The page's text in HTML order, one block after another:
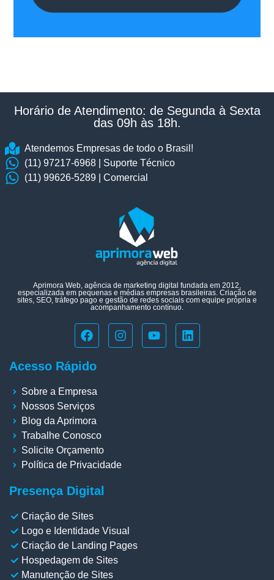
Horário de Atendimento: de Segunda à Sexta
das 09h às 18h.​
Atendemos Empresas de todo o Brasil!
(11) 97217-6968 | Suporte Técnico
(11) 99626-5289 | Comercial
Aprimora Web, agência de marketing digital fundada em 2012,
especializada em pequenas e médias empresas brasileiras. Criação de
sites, SEO, tráfego pago e gestão de redes sociais com equipe própria e
acompanhamento contínuo.
Acesso Rápido
Sobre a Empresa
Nossos Serviços
Blog da Aprimora
Trabalhe Conosco
Solicite Orçamento
Política de Privacidade
Presença Digital
Criação de Sites
Logo e Identidade Visual
Criação de Landing Pages
Hospedagem de Sites
Manutenção de Sites